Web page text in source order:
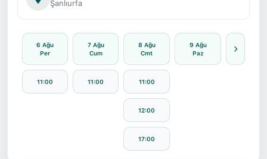
Şanlıurfa
6 Ağu
Per
7 Ağu
Cum
8 Ağu
Cmt
9 Ağu
Paz
11:00 11:00 11:00
12:00
17:00